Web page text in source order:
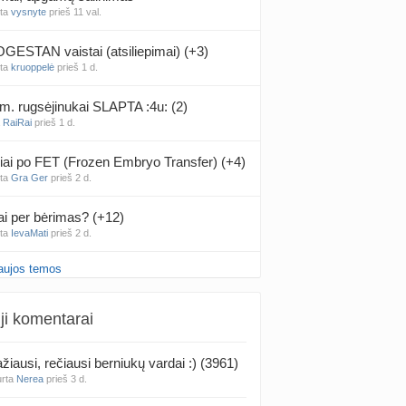
vysnyte prieš 11 val.
vaistai (atsiliepimai) (+3)
kruoppelė prieš 1 d.
rugsėjinukai SLAPTA :4u: (2)
RaiRai prieš 1 d.
po FET (Frozen Embryo Transfer) (+4)
Gra Ger prieš 2 d.
per bėrimas? (+12)
IevaMati prieš 2 d.
ir karščiais (4)
false positive/false negative patirtys
tyrimo rezultatai būna klaidingi?
temos
komentarai
rečiausi berniukų vardai :) (3961)
Nerea prieš 3 d.